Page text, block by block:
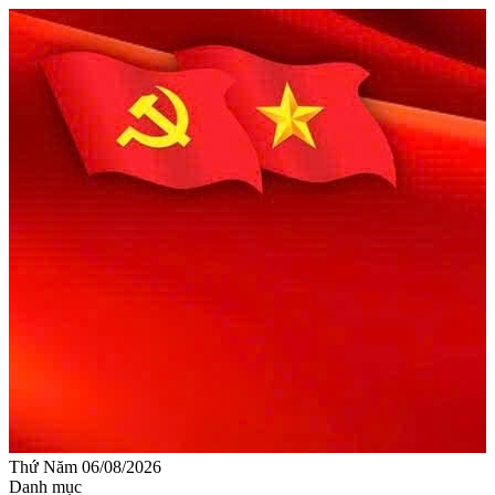
Thứ Năm 06/08/2026
Danh mục